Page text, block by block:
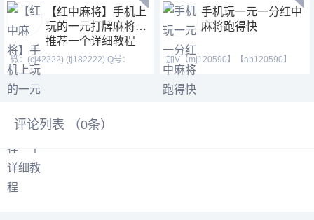
【红中麻将】手机上
玩的一元打牌麻将群
推荐一个详细教程
微：(cj42222) (tj182222) Q号：
(371146023) 1.游戏类
手机玩一元一分红中
麻将跑得快
加V【mj120590】【ab120590】
【tj525555】24小时火爆
评论列表 （0条）